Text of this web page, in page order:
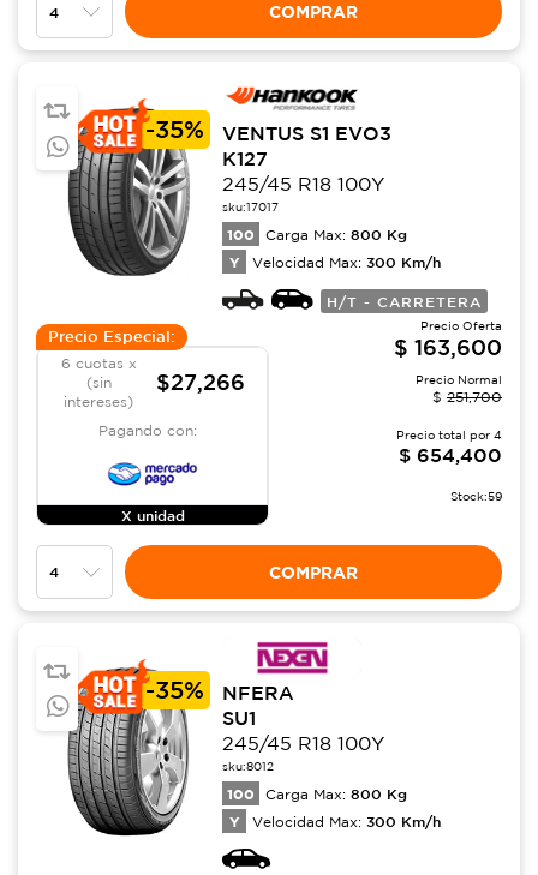
COMPRAR
-35%
VENTUS S1 EVO3
K127
245/45 R18 100Y
sku:17017
100 Carga Max: 800 Kg
Y Velocidad Max: 300 Km/h
H/T - CARRETERA
Precio Especial:
6 cuotas x
(sin
intereses)
$27,266
Pagando con:
X unidad
Precio Oferta
$ 163,600
Precio Normal
$ 251,700
Precio total por 4
$ 654,400
Stock:59
COMPRAR
-35%
NFERA
SU1
245/45 R18 100Y
sku:8012
100 Carga Max: 800 Kg
Y Velocidad Max: 300 Km/h